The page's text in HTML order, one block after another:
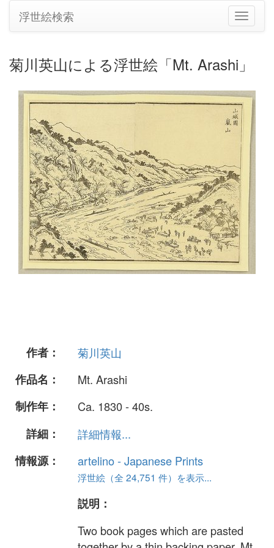
ナ
ビ
シ
ン
の
切
り
替
え
浮世絵検索
菊川英山による浮世絵「Mt. Arashi」
作者：
菊川英山
作品名：
Mt. Arashi
制作年：
Ca. 1830 - 40s.
詳細：
詳細情報...
情報源：
artelino - Japanese Prints
浮世絵（全 24,751 件）を表示...
説明：
Two book pages which are pasted